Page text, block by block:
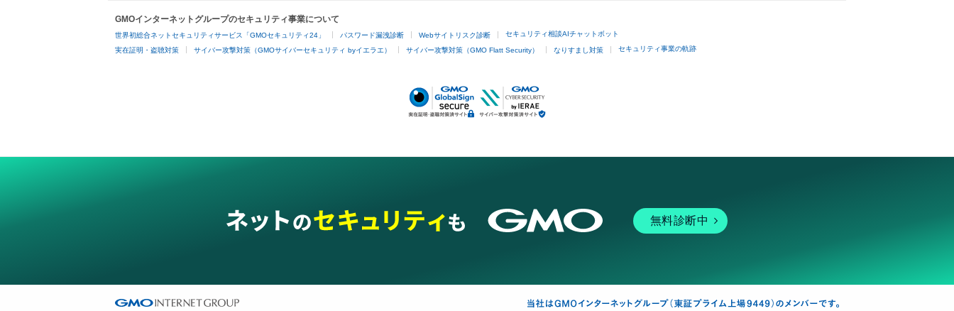
GMOインターネットグループのセキュリティ事業について
世界初総合ネットセキュリティサービス「GMOセキュリティ24」 パスワード漏洩診断 Webサイトリスク診断 セキュリティ相談AIチャットボット
実在証明・盗聴対策 サイバー攻撃対策（GMOサイバーセキュリティ byイエラエ） サイバー攻撃対策（GMO Flatt Security） なりすまし対策 セキュリティ事業の軌跡
無料診断中